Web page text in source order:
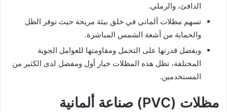
الدافئ، والرملي.
تسهم مظلات ألماني في خلق بيئة مريحة حيث توفر الظل
والحماية من أشعة الشمس المباشرة.
وبفضل قدرتها على التحمل ومقاومتها للعوامل الجوية
المختلفة، تظل هذه المظلات خيار أول ومفضل لدى الكثير من
المستخدمين.
مظلات (PVC) صناعة ألمانية